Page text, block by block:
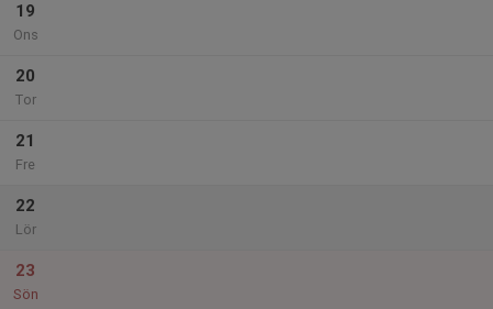
19
Ons
20
Tor
21
Fre
22
Lör
23
Sön